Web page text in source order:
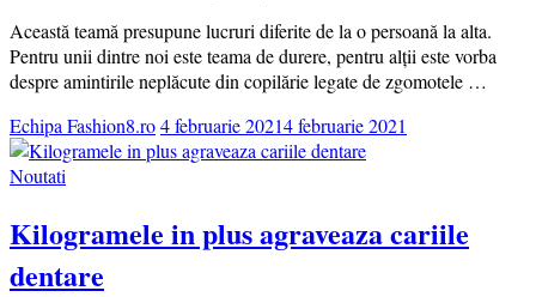
Această teamă presupune lucruri diferite de la o persoană la alta.
Pentru unii dintre noi este teama de durere, pentru alții este vorba
despre amintirile neplăcute din copilărie legate de zgomotele …
Echipa Fashion8.ro4 februarie 20214 februarie 2021
Noutati
Kilogramele in plus agraveaza cariile
dentare